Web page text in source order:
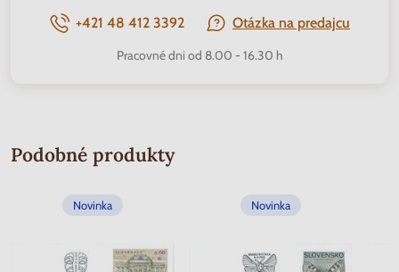
+421 48 412 3392
Otázka na predajcu
Pracovné dni od 8.00 - 16.30 h
Podobné produkty
Novinka Novinka